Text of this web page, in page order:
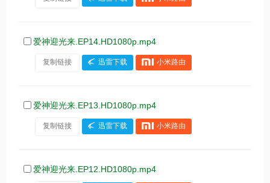
爱神迎光来.EP14.HD1080p.mp4
复制链接 迅雷下载 小米路由
爱神迎光来.EP13.HD1080p.mp4
复制链接 迅雷下载 小米路由
爱神迎光来.EP12.HD1080p.mp4